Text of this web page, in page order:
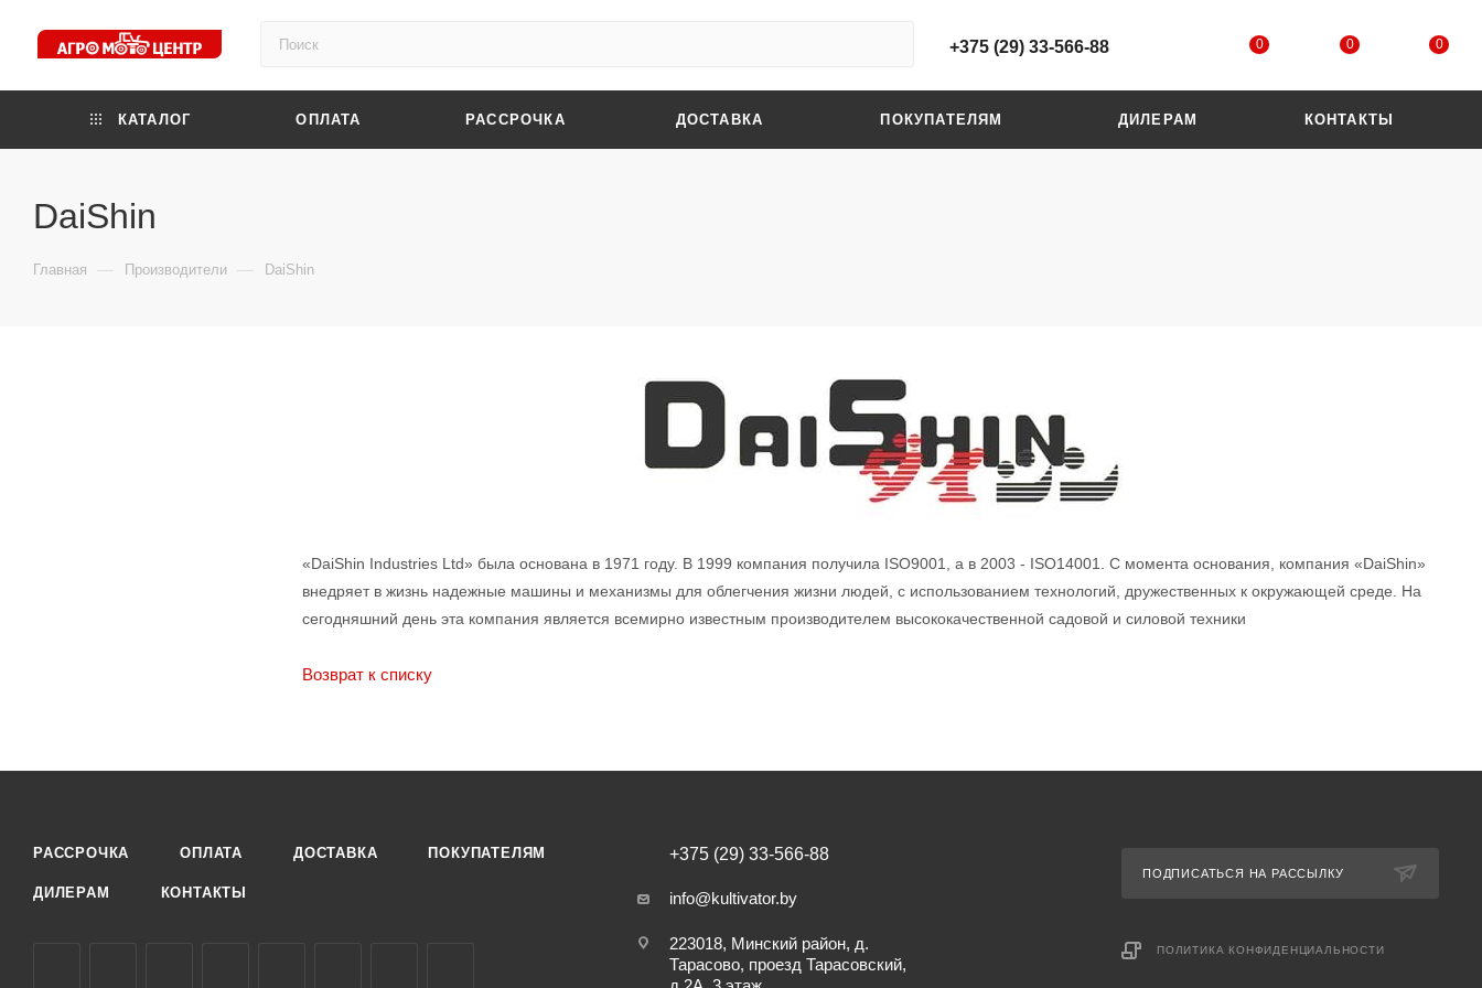
+375 (29) 33-566-88 0 0 0
КАТАЛОГ ОПЛАТА РАССРОЧКА ДОСТАВКА ПОКУПАТЕЛЯМ ДИЛЕРАМ КОНТАКТЫ
DaiShin
Главная — Производители — DaiShin
«DaiShin Industries Ltd» была основана в 1971 году. В 1999 компания получила ISO9001, а в 2003 - ISO14001. С момента основания, компания «DaiShin»
внедряет в жизнь надежные машины и механизмы для облегчения жизни людей, с использованием технологий, дружественных к окружающей среде. На
сегодняшний день эта компания является всемирно известным производителем высококачественной садовой и силовой техники
Возврат к списку
РАССРОЧКА ОПЛАТА ДОСТАВКА ПОКУПАТЕЛЯМ
ДИЛЕРАМ КОНТАКТЫ
+375 (29) 33-566-88
info@kultivator.by
223018, Минский район, д.
Тарасово, проезд Тарасовский,
ПОДПИСАТЬСЯ НА РАССЫЛКУ
ПОЛИТИКА КОНФИДЕНЦИАЛЬНОСТИ